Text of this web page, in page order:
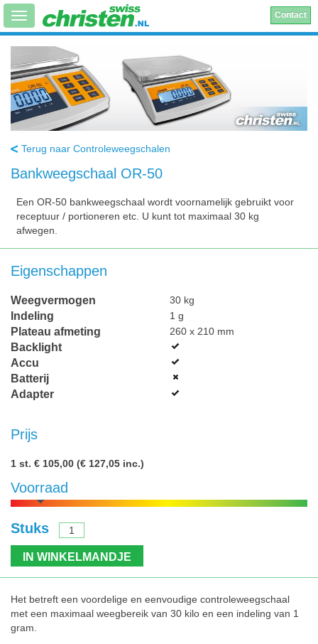
Contact
Terug naar Controleweegschalen
Bankweegschaal OR-50
Een OR-50 bankweegschaal wordt voornamelijk gebruikt voor
receptuur / portioneren etc. U kunt tot maximaal 30 kg
afwegen.
Eigenschappen
Weegvermogen 30 kg
Indeling 1 g
Plateau afmeting 260 x 210 mm
Backlight
Accu
Batterij
Adapter
Prijs
1 st. € 105,00 (€ 127,05 inc.)
Voorraad
Stuks
IN WINKELMANDJE
Het betreft een voordelige en eenvoudige controleweegschaal
met een maximaal weegbereik van 30 kilo en een indeling van 1
gram.